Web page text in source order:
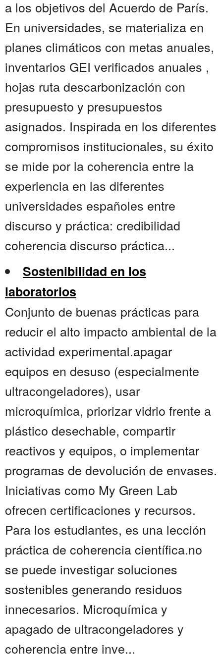
a los objetivos del Acuerdo de París.
En universidades, se materializa en
planes climáticos con metas anuales,
inventarios GEI verificados anuales ,
hojas ruta descarbonización con
presupuesto y presupuestos
asignados. Inspirada en los diferentes
compromisos institucionales, su éxito
se mide por la coherencia entre la
experiencia en las diferentes
universidades españoles entre
discurso y práctica: credibilidad
coherencia discurso práctica...
Sostenibilidad en los
laboratorios
Conjunto de buenas prácticas para
reducir el alto impacto ambiental de la
actividad experimental.apagar
equipos en desuso (especialmente
ultracongeladores), usar
microquímica, priorizar vidrio frente a
plástico desechable, compartir
reactivos y equipos, o implementar
programas de devolución de envases.
Iniciativas como My Green Lab
ofrecen certificaciones y recursos.
Para los estudiantes, es una lección
práctica de coherencia científica.no
se puede investigar soluciones
sostenibles generando residuos
innecesarios. Microquímica y
apagado de ultracongeladores y
coherencia entre inve...